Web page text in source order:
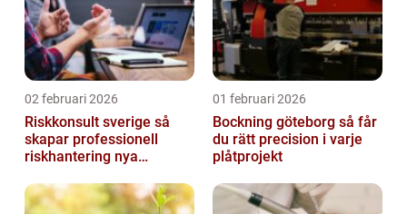
02 februari 2026
Riskkonsult sverige så
skapar professionell
riskhantering nya
01 februari 2026
Bockning göteborg så får
du rätt precision i varje
plåtprojekt